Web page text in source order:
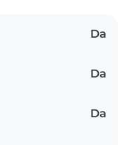
Da
Da
Da